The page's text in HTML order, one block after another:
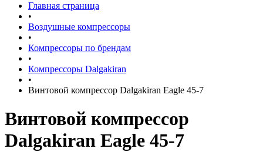
Главная страница
•
Воздушные компрессоры
•
Компрессоры по брендам
•
Компрессоры Dalgakiran
•
Винтовой компрессор Dalgakiran Eagle 45-7
Винтовой компрессор
Dalgakiran Eagle 45-7